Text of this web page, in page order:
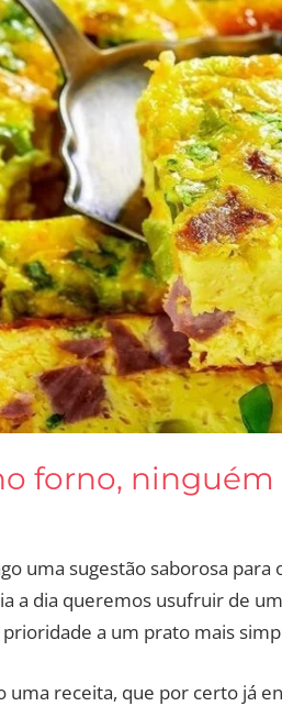
forno, ninguém
uma sugestão saborosa
a dia queremos usufruir de
a um prato mais
uma receita, que por certo já